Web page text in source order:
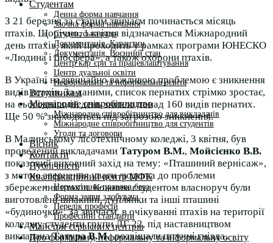
Студентам
Денна форма навчання
Заочна форма навчання
Студентська рада
Документація. Карантин
Документація. Воєнний стан
Центр кар’єри та працевлаштування
Центр дуальної освіти
Неформальна та інформальна освіта
Вступникам
Міжнародне співробітництво
Міжнародне співробітництво для викладачів
Міжнародне співробітництво для студентів
Угоди та договори
Вісник
Контакти
Публічність
Кваліфікаційний центр МФК
Нормативно-правова база
Форма заяви здобувача
Перелік професій
Професійні стандарти
Майстри сервісних центрів
Про формальну, неформальну та інформальну освіту
З 21 березня за старим звичаєм починається місяць
птахів. Щорічно, 1 квітня відзначається Міжнародний
день птахів, який проходить у рамках програми ЮНЕСКО
«Людина і біосфера», а також охорони птахів.
В Україні надзвичайно важливою проблемою є зникнення
видів птахів. За даними, список пернатих стрімко зростає,
на сьогоднішній день зникло понад 160 видів пернатих.
Ще 50 % знаходяться під загрозою зникнення.
В Малинському лісотехнічному коледжі, 3 квітня, був
проведений викладачами Татуром В.М., Мойсієнко В.В.
показовий виховний захід на тему: «Пташиний вернісаж»,
з метою звернення уваги людства до проблеми
збереження птахів. Кожним студентом власноруч були
виготовлені шпаківні, дуплянки та інші пташині
«будиночки». За звичаєм, в очікуванні птахів на території
коледжу студенти групи ЛГ 22, під наставництвом
викладачаТатура В.М., розвішали штучні гнізда.